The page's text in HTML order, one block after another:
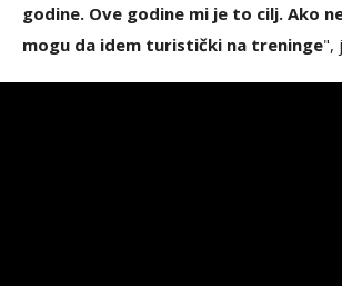
godine. Ove godine mi je to cilj. Ako
mogu da idem turistički na treninge",